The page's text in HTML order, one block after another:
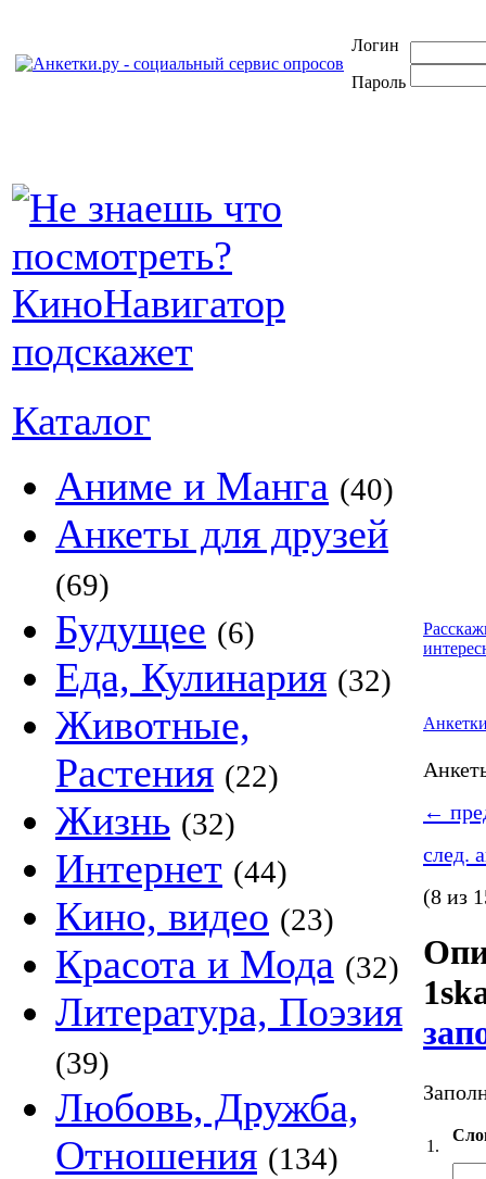
Логин
Пароль
Каталог
Аниме и Манга (40)
Анкеты для друзей
(69)
Будущее (6)
Еда, Кулинария (32)
Животные,
Растения (22)
Жизнь (32)
Интернет (44)
Кино, видео (23)
Красота и Мода (32)
Литература, Поэзия
(39)
Любовь, Дружба,
Отношения (134)
←
след.
(8 из
1.